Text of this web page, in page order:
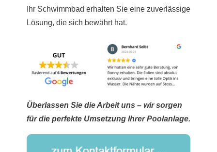
Ihr Schwimmbad erhalten Sie eine zuverlässige
Lösung, die sich bewährt hat.
Überlassen Sie die Arbeit uns – wir sorgen
für die perfekte Umsetzung Ihrer Poolanlage.